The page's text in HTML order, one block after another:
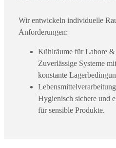
Wir entwickeln individuelle
Anforderungen:
Kühlräume für Labore &
Zuverlässige Systeme
konstante
Hygienisch sichere und
für sensible Produkte.